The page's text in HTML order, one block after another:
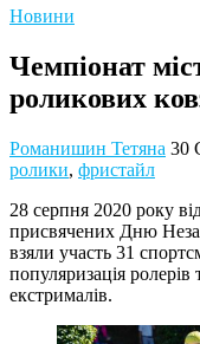
Новини
Чемпіонат
роликових
Романишин Тетяна 30
ролики, фристайл
28 серпня 2020 року
присвячених Дню
взяли участь 31
популяризація
екстрималів.